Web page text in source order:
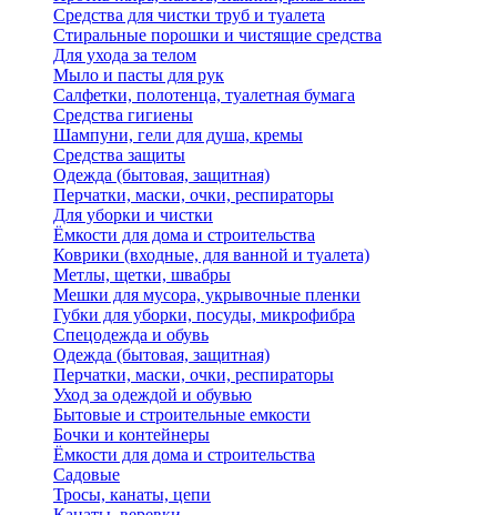
Средства для чистки труб и туалета
Стиральные порошки и чистящие средства
Для ухода за телом
Мыло и пасты для рук
Салфетки, полотенца, туалетная бумага
Средства гигиены
Шампуни, гели для душа, кремы
Средства защиты
Одежда (бытовая, защитная)
Перчатки, маски, очки, респираторы
Для уборки и чистки
Ёмкости для дома и строительства
Коврики (входные, для ванной и туалета)
Метлы, щетки, швабры
Мешки для мусора, укрывочные пленки
Губки для уборки, посуды, микрофибра
Спецодежда и обувь
Одежда (бытовая, защитная)
Перчатки, маски, очки, респираторы
Уход за одеждой и обувью
Бытовые и строительные емкости
Бочки и контейнеры
Ёмкости для дома и строительства
Садовые
Тросы, канаты, цепи